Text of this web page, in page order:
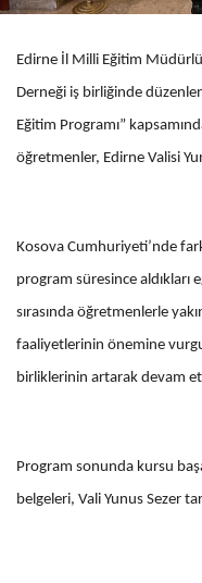
Edirne İl Milli Eğitim
Derneği iş birliğinde
Eğitim Programı”
öğretmenler, Edirne Valisi
Kosova Cumhuriyeti’nde
program süresince aldıkları
sırasında öğretmenlerle
faaliyetlerinin önemine
birliklerinin artarak devam
Program sonunda kursu
belgeleri, Vali Yunus Sezer